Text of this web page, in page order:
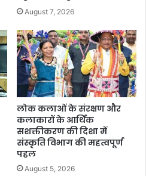
August 7, 2026
लोक कलाओं के संरक्षण और
कलाकारों के आर्थिक
सशक्तीकरण की दिशा में
संस्कृति विभाग की महत्वपूर्ण
पहल
August 5, 2026